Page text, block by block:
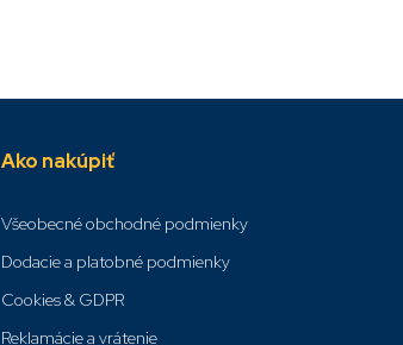
Ako nakúpiť
Všeobecné obchodné podmienky
Dodacie a platobné podmienky
Cookies & GDPR
Reklamácie a vrátenie